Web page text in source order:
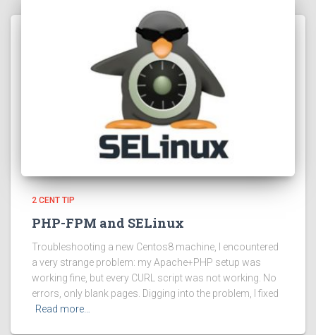
2 CENT TIP
PHP-FPM and SELinux
Troubleshooting a new Centos8 machine, I encountered
a very strange problem: my Apache+PHP setup was
working fine, but every CURL script was not working. No
errors, only blank pages. Digging into the problem, I fixed
Read more…